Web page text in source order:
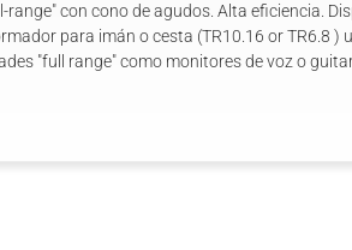
range" con cono de agudos. Alta eficiencia.
para imán o cesta (TR10.16 or TR6.8 )
"full range" como monitores de voz o